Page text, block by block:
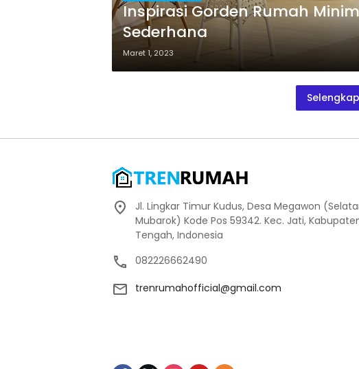
Inspirasi Gorden Rumah
Sederhana
Maret 1, 2023
Jl. Lingkar Timur Kudus, Desa Megawon
Mubarok) Kode Pos 59342. Kec. Jati,
Tengah, Indonesia
082226662490
trenrumahofficial@gmail.com